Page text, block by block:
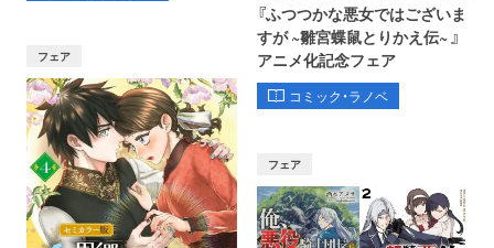
フェア
『ふつつかな悪女ではございま
すが ~雛宮蝶鼠とりかえ伝~ 』
アニメ化記念フェア
コミック・ラノベ
フェア